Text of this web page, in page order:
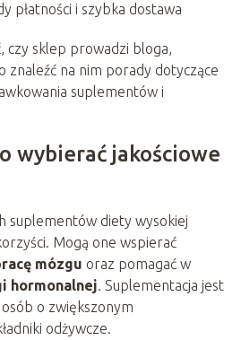
płatności i szybka dostawa
czy sklep prowadzi bloga,
znaleźć na nim porady dotyczące
suplementów i
wybierać jakościowe
suplementów diety wysokiej
Mogą one wspierać
mózgu oraz pomagać w
hormonalnej. Suplementacja jest
o zwiększonym
odżywcze.